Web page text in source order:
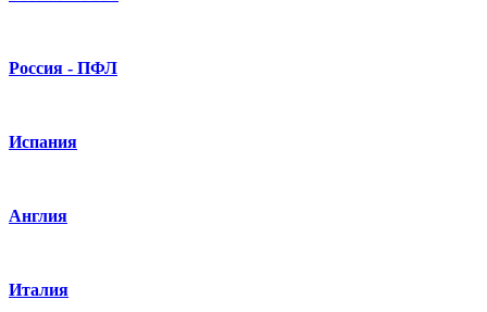
Россия - ПФЛ
Испания
Англия
Италия